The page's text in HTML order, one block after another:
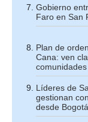
Gobierno
Faro en San
Plan de
Cana: ven
comunidades
Líderes de
gestionan
desde Bogotá